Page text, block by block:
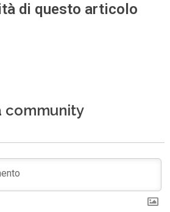
di questo articolo
community